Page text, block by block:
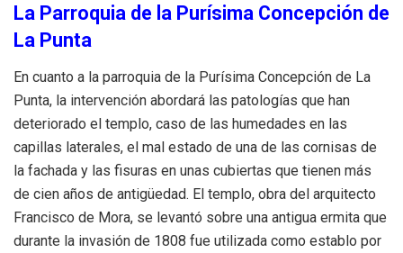
La Parroquia de la Purísima Concepción de
La Punta
En cuanto a la parroquia de la Purísima Concepción de La
Punta, la intervención abordará las patologías que han
deteriorado el templo, caso de las humedades en las
capillas laterales, el mal estado de una de las cornisas de
la fachada y las fisuras en unas cubiertas que tienen más
de cien años de antigüedad. El templo, obra del arquitecto
Francisco de Mora, se levantó sobre una antigua ermita que
durante la invasión de 1808 fue utilizada como establo por